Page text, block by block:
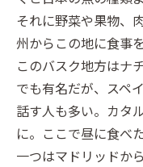
それに野菜や果物、
州からこの地に食事
このバスク地方はナ
でも有名だが、スペ
話す人も多い。カタ
に。ここで昼に食べ
一つはマドリッドか